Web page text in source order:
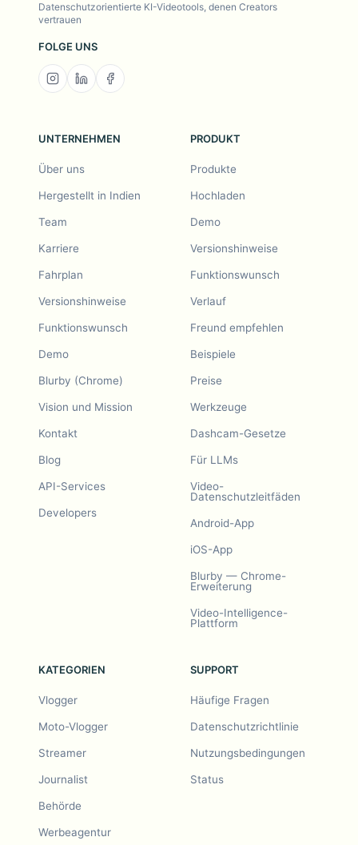
Datenschutzorientierte KI-Videotools, denen Creators
vertrauen
FOLGE UNS
UNTERNEHMEN
Über uns
Hergestellt in Indien
Team
Karriere
Fahrplan
Versionshinweise
Funktionswunsch
Demo
Blurby (Chrome)
Vision und Mission
Kontakt
Blog
API-Services
Developers
PRODUKT
Produkte
Hochladen
Demo
Versionshinweise
Funktionswunsch
Verlauf
Freund empfehlen
Beispiele
Preise
Werkzeuge
Dashcam-Gesetze
Für LLMs
Video-
Datenschutzleitfäden
Android-App
iOS-App
Blurby — Chrome-
Erweiterung
Video-Intelligence-
Plattform
KATEGORIEN
Vlogger
Moto-Vlogger
Streamer
Journalist
Behörde
Werbeagentur
SUPPORT
Häufige Fragen
Datenschutzrichtlinie
Nutzungsbedingungen
Status